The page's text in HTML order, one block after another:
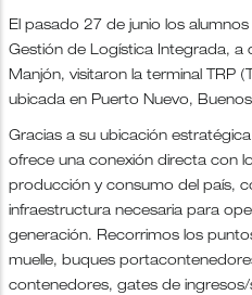
El pasado 27 de junio los
Gestión de Logística Integrada, a
Manjón, visitaron la terminal TRP
ubicada en Puerto Nuevo, Buenos
Gracias a su ubicación
ofrece una conexión directa con
producción y consumo del país,
infraestructura necesaria para
generación. Recorrimos los
muelle, buques
contenedores, gates de ingresos/